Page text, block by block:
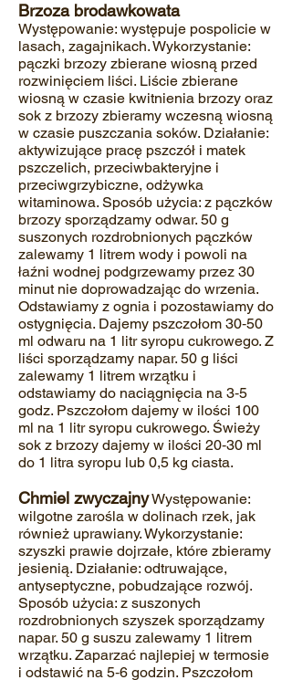
Brzoza brodawkowata
Występowanie: występuje pospolicie w
lasach, zagajnikach. Wykorzystanie:
pączki brzozy zbierane wiosną przed
rozwinięciem liści. Liście zbierane
wiosną w czasie kwitnienia brzozy oraz
sok z brzozy zbieramy wczesną wiosną
w czasie puszczania soków. Działanie:
aktywizujące pracę pszczół i matek
pszczelich, przeciwbakteryjne i
przeciwgrzybiczne, odżywka
witaminowa. Sposób użycia: z pączków
brzozy sporządzamy odwar. 50 g
suszonych rozdrobnionych pączków
zalewamy 1 litrem wody i powoli na
łaźni wodnej podgrzewamy przez 30
minut nie doprowadzając do wrzenia.
Odstawiamy z ognia i pozostawiamy do
ostygnięcia. Dajemy pszczołom 30‐50
ml odwaru na 1 litr syropu cukrowego. Z
liści sporządzamy napar. 50 g liści
zalewamy 1 litrem wrzątku i
odstawiamy do naciągnięcia na 3‐5
godz. Pszczołom dajemy w ilości 100
ml na 1 litr syropu cukrowego. Świeży
sok z brzozy dajemy w ilości 20‐30 ml
do 1 litra syropu lub 0,5 kg ciasta.
Chmiel zwyczajnyWystępowanie:
wilgotne zarośla w dolinach rzek, jak
również uprawiany. Wykorzystanie:
szyszki prawie dojrzałe, które zbieramy
jesienią. Działanie: odtruwające,
antyseptyczne, pobudzające rozwój.
Sposób użycia: z suszonych
rozdrobnionych szyszek sporządzamy
napar. 50 g suszu zalewamy 1 litrem
wrzątku. Zaparzać najlepiej w termosie
i odstawić na 5‐6 godzin. Pszczołom